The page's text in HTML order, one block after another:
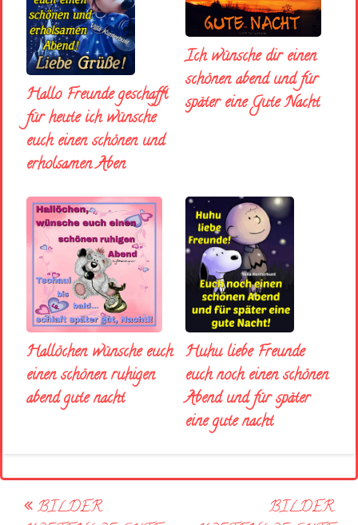
Hallo Freunde geschafft
für heute ich wünsche
euch einen schönen und
erholsamen Aben
Ich wünsche dir einen
schönen abend und fúr
später eine Gute Nacht
Hallöchen wünsche euch
einen schönen ruhigen
abend gute nacht
Huhu liebe Freunde
euch noch einen schönen
Abend und für später
eine gute nacht
Post
BILDER
BILDER